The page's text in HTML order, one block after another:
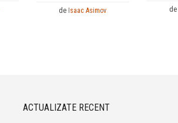
de Isaac Asimov de
ACTUALIZATE RECENT